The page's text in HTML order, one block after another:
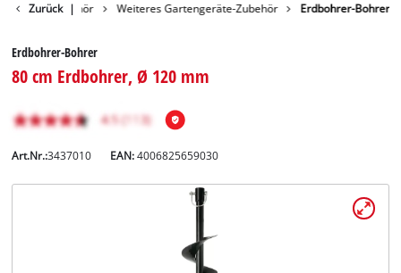
Zurück | Weiteres Gartengeräte-Zubehör Erdbohrer-Bohrer
Erdbohrer-Bohrer
80 cm Erdbohrer, Ø 120 mm
Art.Nr.:3437010 EAN:4006825659030